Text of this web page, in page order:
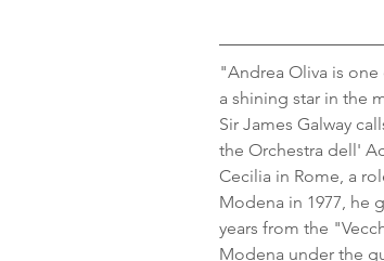
"Andrea Oliva is
a shining star in the
Sir James Galway
the Orchestra dell'
Cecilia in Rome, a
Modena in 1977, he
years from the
Modena under the